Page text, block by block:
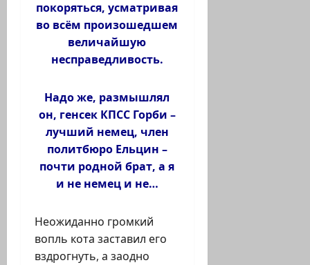
покоряться, усматривая
во всём произошедшем
величайшую
несправедливость.
Надо же, размышлял
он, генсек КПСС Горби –
лучший немец, член
политбюро Ельцин –
почти родной брат, а я
и не немец и не…
Неожиданно громкий
вопль кота заставил его
вздрогнуть, а заодно